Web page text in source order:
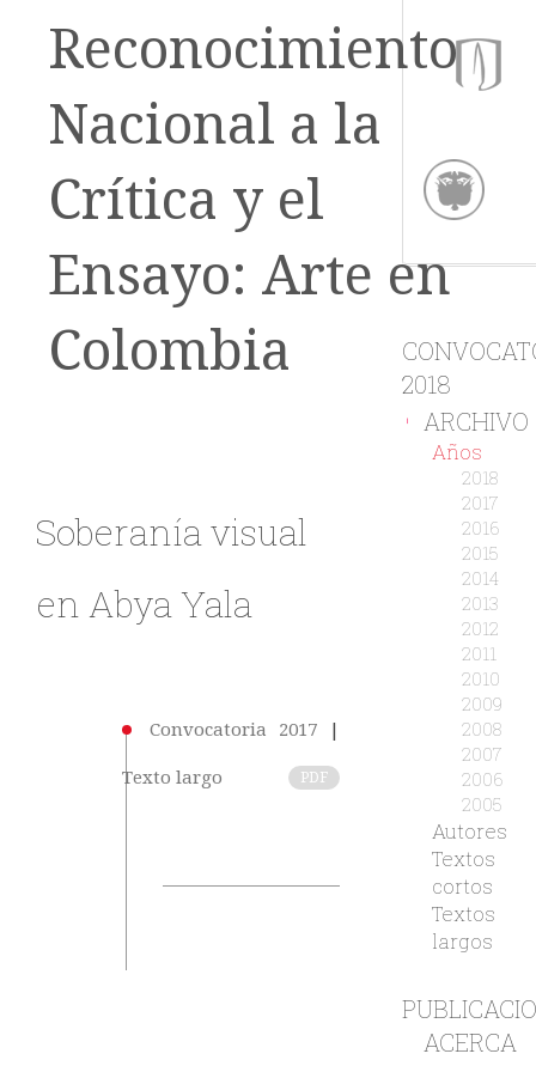
2018
- ARCHIVO
Años
2018
2017
2016
2015
2014
2013
2012
2011
2010
2009
2008
2007
2006
2005
Autores
Textos
cortos
Textos
largos
ACERCA
Reconocimiento
Nacional a la
Crítica y el
Ensayo: Arte en
Colombia
Soberanía visual
en Abya Yala
Convocatoria 2017|
Texto largo PDF